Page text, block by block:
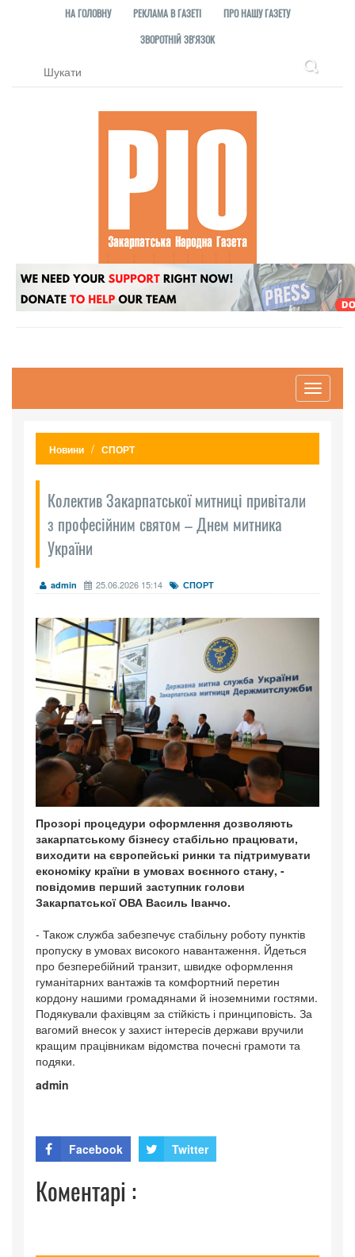
НА ГОЛОВНУ РЕКЛАМА В ГАЗЕТІ
ПРО НАШУ ГАЗЕТУ
ЗВОРОТНІЙ ЗВ'ЯЗОК
Toggle
Новини СПОРТ
Колектив Закарпатської митниці привітали
з професійним святом – Днем митника
України
admin 25.06.2026 15:14 СПОРТ
Прозорі процедури оформлення дозволяють
закарпатському бізнесу стабільно працювати,
виходити на європейські ринки та підтримувати
економіку країни в умовах воєнного стану, -
повідомив перший заступник голови
Закарпатської ОВА Василь Іванчо.
- Також служба забезпечує стабільну роботу пунктів
пропуску в умовах високого навантаження. Йдеться
про безперебійний транзит, швидке оформлення
гуманітарних вантажів та комфортний перетин
кордону нашими громадянами й іноземними гостями.
Подякували фахівцям за стійкість і принциповість. За
вагомий внесок у захист інтересів держави вручили
кращим працівникам відомства почесні грамоти та
подяки.
admin
Facebook Twitter
Коментарі :